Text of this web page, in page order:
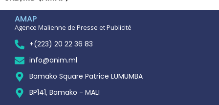
AMAP
Agence Malienne de Presse et Publicité
+(223) 20 22 36 83
info@anim.ml
Bamako Square Patrice LUMUMBA
BP141, Bamako - MALI